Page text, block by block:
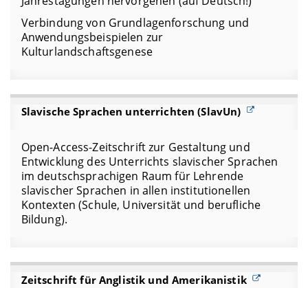
Verbindung von Grundlagenforschung und
Anwendungsbeispielen zur
Kulturlandschaftsgenese
Slavische Sprachen unterrichten (SlavUn)
Open-Access-Zeitschrift zur Gestaltung und
Entwicklung des Unterrichts slavischer Sprachen
im deutschsprachigen Raum für Lehrende
slavischer Sprachen in allen institutionellen
Kontexten (Schule, Universität und berufliche
Bildung).
Zeitschrift für Anglistik und Amerikanistik